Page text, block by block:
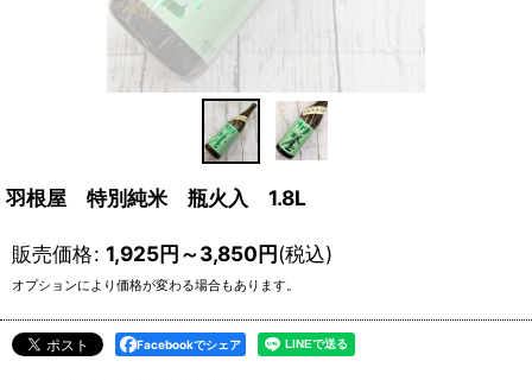
羽根屋 特別純米 瓶火入 1.8L
販売価格: 1,925円～3,850円(税込)
オプションにより価格が変わる場合もあります。
Facebookでシェア